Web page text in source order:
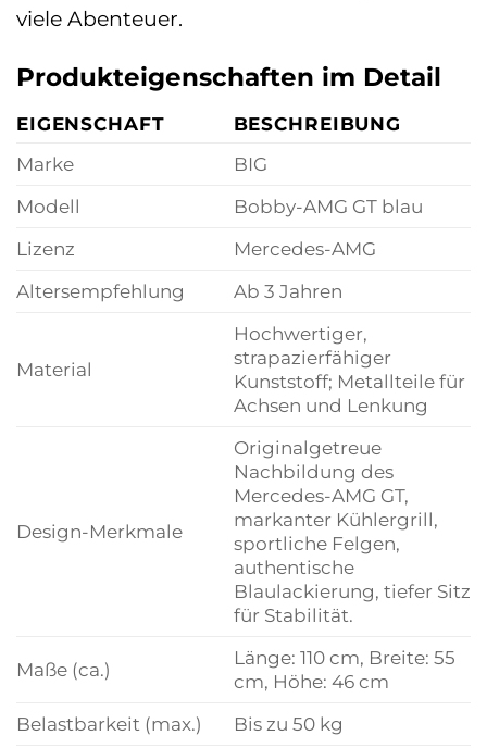
viele Abenteuer.
Produkteigenschaften im Detail
EIGENSCHAFT
BESCHREIBUNG
Marke
BIG
Modell
Bobby-AMG GT blau
Lizenz
Mercedes-AMG
Altersempfehlung
Ab 3 Jahren
Material
Hochwertiger,
strapazierfähiger
Kunststoff; Metallteile für
Achsen und Lenkung
Design-Merkmale
Originalgetreue
Nachbildung des
Mercedes-AMG GT,
markanter Kühlergrill,
sportliche Felgen,
authentische
Blaulackierung, tiefer Sitz
für Stabilität.
Maße (ca.)
Länge: 110 cm, Breite: 55
cm, Höhe: 46 cm
Belastbarkeit (max.)
Bis zu 50 kg